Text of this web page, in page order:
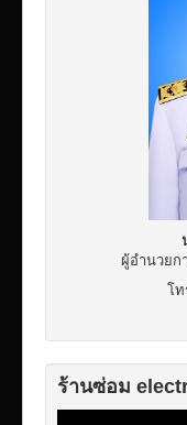
ร้องเรียน/ร้องทุกข์/
เผยแพร่ผลงานวิชา
ข้อมูลเปิดเผยต่อสา
ผู้อำนวยก
โ
ร้านซ่อม